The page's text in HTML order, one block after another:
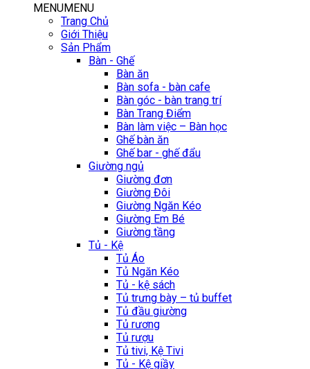
MENUMENU
Trang Chủ
Giới Thiệu
Sản Phẩm
Bàn - Ghế
Bàn ăn
Bàn sofa - bàn cafe
Bàn góc - bàn trang trí
Bàn Trang Điểm
Bàn làm việc – Bàn học
Ghế bàn ăn
Ghế bar - ghế đẩu
Giường ngủ
Giường đơn
Giường Đôi
Giường Ngăn Kéo
Giường Em Bé
Giường tầng
Tủ - Kệ
Tủ Áo
Tủ Ngăn Kéo
Tủ - kệ sách
Tủ trưng bày – tủ buffet
Tủ đầu giường
Tủ rương
Tủ rượu
Tủ tivi, Kệ Tivi
Tủ - Kệ giầy